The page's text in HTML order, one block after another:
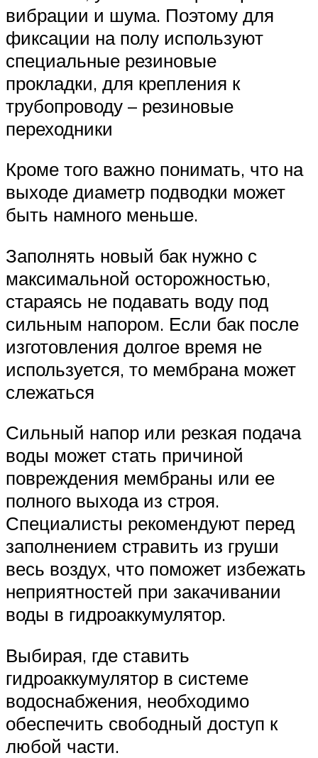
вибрации и шума. Поэтому для
фиксации на полу используют
специальные резиновые
прокладки, для крепления к
трубопроводу – резиновые
переходники
Кроме того важно понимать, что на
выходе диаметр подводки может
быть намного меньше.
Заполнять новый бак нужно с
максимальной осторожностью,
стараясь не подавать воду под
сильным напором. Если бак после
изготовления долгое время не
используется, то мембрана может
слежаться
Сильный напор или резкая подача
воды может стать причиной
повреждения мембраны или ее
полного выхода из строя.
Специалисты рекомендуют перед
заполнением стравить из груши
весь воздух, что поможет избежать
неприятностей при закачивании
воды в гидроаккумулятор.
Выбирая, где ставить
гидроаккумулятор в системе
водоснабжения, необходимо
обеспечить свободный доступ к
любой части.